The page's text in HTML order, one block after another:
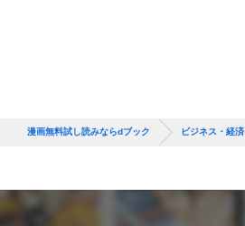
漫画無料試し読みならdブック ビジネス・経済